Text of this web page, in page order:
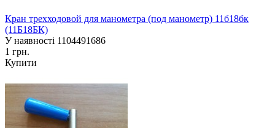
Кран трехходовой для манометра (под манометр) 11б18бк
(11Б18БК)
У наявності 1104491686
1 грн.
Купити